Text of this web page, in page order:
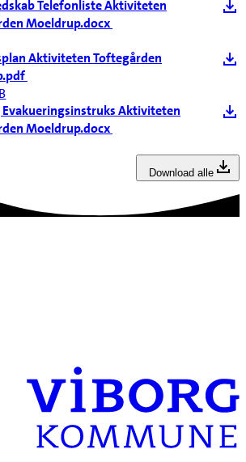
Telefonliste Aktiviteten
Moeldrup.docx
Aktiviteten Toftegården
Evakueringsinstruks Aktiviteten
Moeldrup.docx
Download alle